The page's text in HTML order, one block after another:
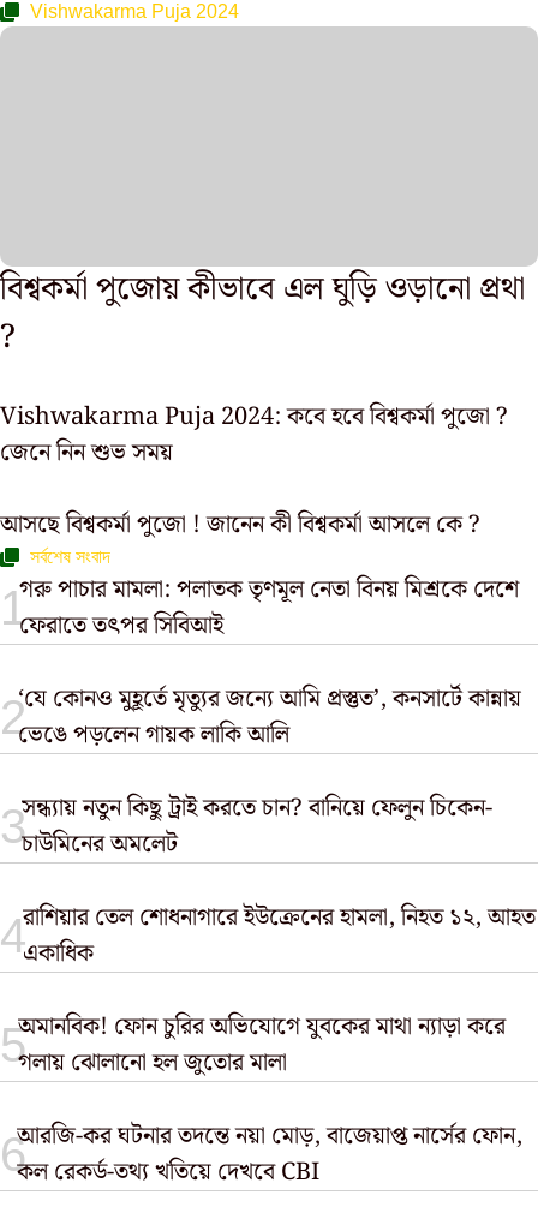
Vishwakarma Puja 2024
বিশ্বকর্মা পুজোয় কীভাবে এল ঘুড়ি ওড়ানো প্রথা
?
Vishwakarma Puja 2024: কবে হবে বিশ্বকর্মা পুজো ?
জেনে নিন শুভ সময়
আসছে বিশ্বকর্মা পুজো ! জানেন কী বিশ্বকর্মা আসলে কে ?
সর্বশেষ সংবাদ
গরু পাচার মামলা: পলাতক তৃণমূল নেতা বিনয় মিশ্রকে দেশে
ফেরাতে তৎপর সিবিআই
‘যে কোনও মুহূর্তে মৃত্যুর জন্যে আমি প্রস্তুত’, কনসার্টে কান্নায়
ভেঙে পড়লেন গায়ক লাকি আলি
সন্ধ্যায় নতুন কিছু ট্রাই করতে চান? বানিয়ে ফেলুন চিকেন-
চাউমিনের অমলেট
রাশিয়ার তেল শোধনাগারে ইউক্রেনের হামলা, নিহত ১২, আহত
একাধিক
অমানবিক! ফোন চুরির অভিযোগে যুবকের মাথা ন্যাড়া করে
গলায় ঝোলানো হল জুতোর মালা
আরজি-কর ঘটনার তদন্তে নয়া মোড়, বাজেয়াপ্ত নার্সের ফোন,
কল রেকর্ড-তথ্য খতিয়ে দেখবে CBI